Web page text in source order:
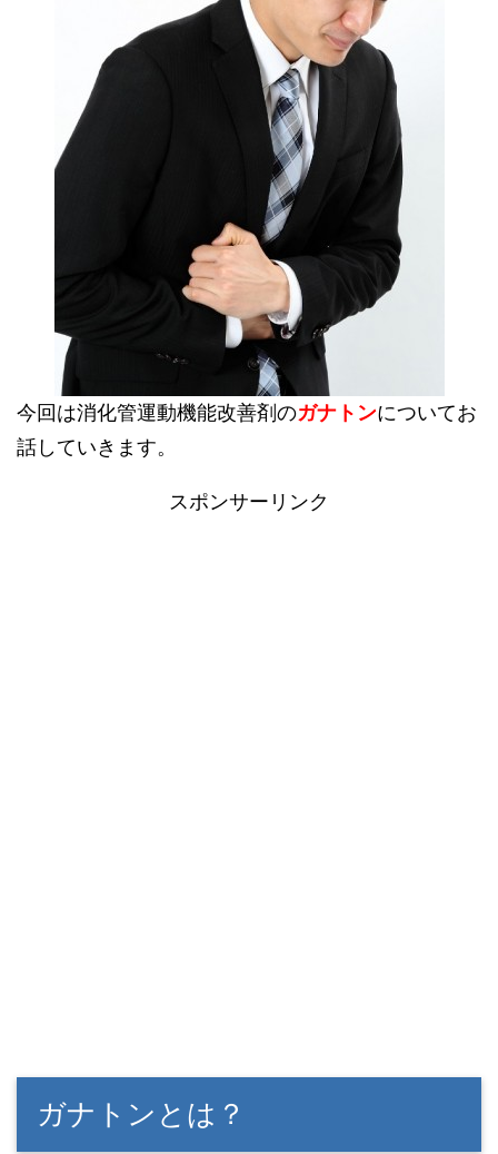
今回は消化管運動機能改善剤のガナトンについてお
話していきます。
スポンサーリンク
ガナトンとは？